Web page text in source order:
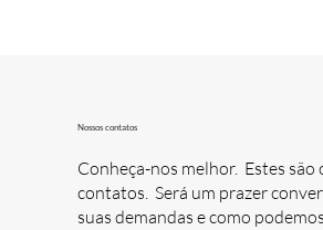
Nossos contatos
Conheça-nos melhor. Estes são
contatos. Será um prazer
suas demandas e como